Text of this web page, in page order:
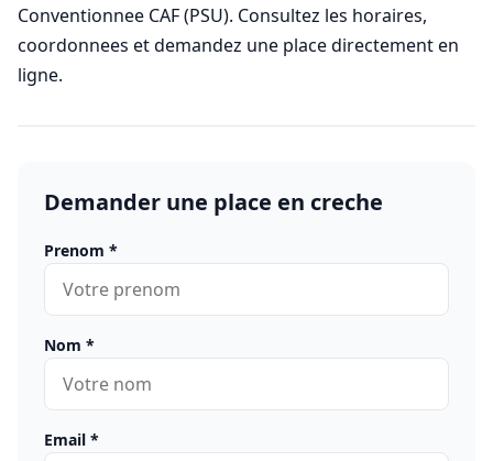
Conventionnee CAF (PSU). Consultez les horaires,
coordonnees et demandez une place directement en
ligne.
Demander une place en creche
Prenom *
Nom *
Email *